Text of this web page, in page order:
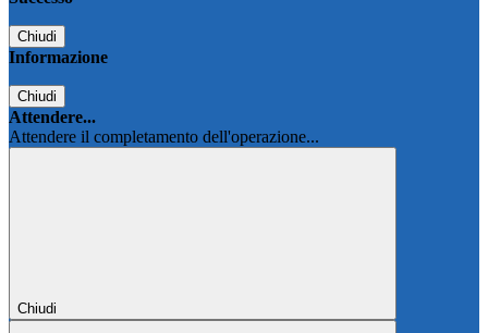
Chiudi
Informazione
Chiudi
Attendere...
Attendere il completamento dell'operazione...
Chiudi